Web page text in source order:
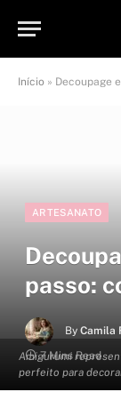
Início » Decoupage
Amigurumi
perfeito para
ARTESANATO
passo:
By Camila
7 Mins Read